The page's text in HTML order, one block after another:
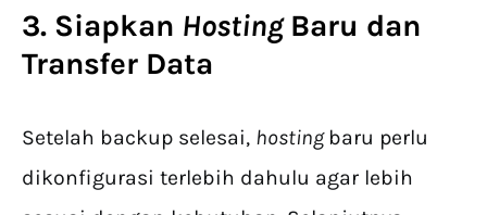
3. Siapkan Hosting Baru dan
Transfer Data
Setelah backup selesai, hosting baru perlu
dikonfigurasi terlebih dahulu agar lebih